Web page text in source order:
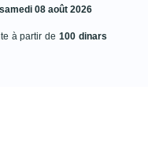
samedi 08 août 2026
à partir de 100 dinars